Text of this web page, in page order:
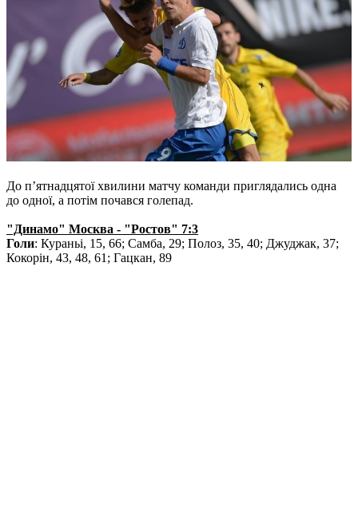
До п’ятнадцятої хвилини матчу команди приглядались одна
до одної, а потім почався голепад.
"Динамо" Москва - "Ростов" 7:3
Голи: Кураньі, 15, 66; Самба, 29; Полоз, 35, 40; Джуджак, 37;
Кокорін, 43, 48, 61; Гацкан, 89